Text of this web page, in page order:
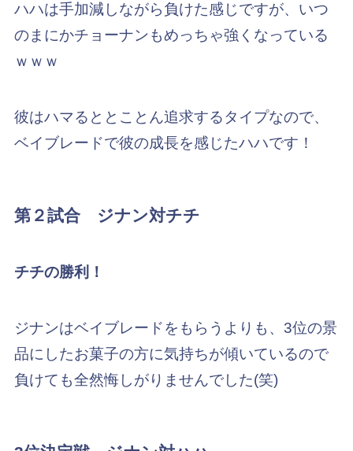
ハハは手加減しながら負けた感じですが、いつ
のまにかチョーナンもめっちゃ強くなっている
ｗｗｗ
彼はハマるととことん追求するタイプなので、
ベイブレードで彼の成長を感じたハハです！
第２試合 ジナン対チチ
チチの勝利！
ジナンはベイブレードをもらうよりも、3位の景
品にしたお菓子の方に気持ちが傾いているので
負けても全然悔しがりませんでした(笑)